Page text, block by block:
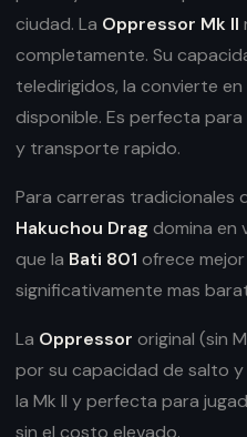
ciudad. La Oppressor Mk II
completamente. Su
teledirigidos, la convierte
disponible. Es perfecta
y transporte rapido.
Para carreras tradicionales
Hakuchou Drag domina en
que la Bati 801 ofrece
significativamente mas
La Oppressor original (sin
por su capacidad de salto y
la Mk II y perfecta para
sin el costo elevado.